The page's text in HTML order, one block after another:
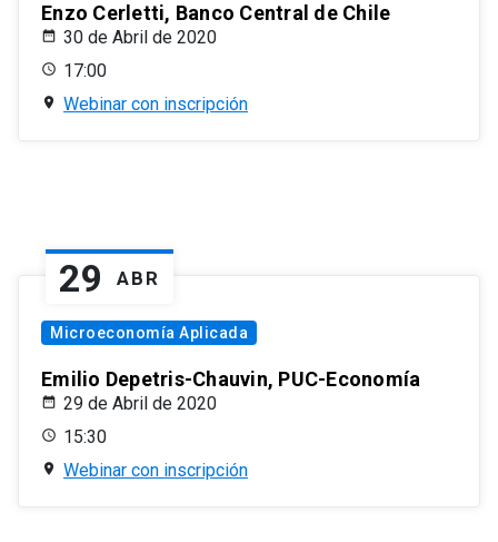
Enzo Cerletti, Banco Central de Chile
30 de Abril de 2020
17:00
Webinar con inscripción
29 ABR
Microeconomía Aplicada
Emilio Depetris-Chauvin, PUC-Economía
29 de Abril de 2020
15:30
Webinar con inscripción